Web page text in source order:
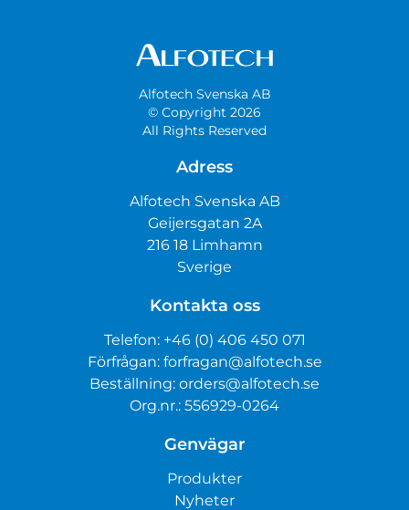
Alfotech Svenska AB
© Copyright 2026
All Rights Reserved
Adress
Alfotech Svenska AB
Geijersgatan 2A
216 18 Limhamn
Sverige
Kontakta oss
Telefon: +46 (0) 406 450 071
Förfrågan: forfragan@alfotech.se
Beställning: orders@alfotech.se
Org.nr.: 556929-0264
Genvägar
Produkter
Nyheter